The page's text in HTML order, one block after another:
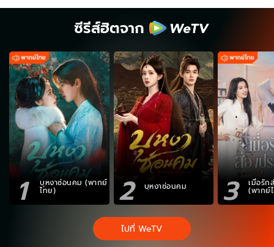
ซีรีส์ฮิตจาก
1 บุหงาซ่อนคม (พากย์
ไทย) 2 บุหงาซ่อนคม 3 เมื่อรัก
(พากย์
ไปที่ WeTV